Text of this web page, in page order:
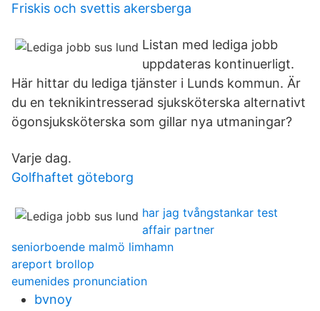
Friskis och svettis akersberga
Listan med lediga jobb
uppdateras kontinuerligt.
Här hittar du lediga tjänster i Lunds kommun. Är
du en teknikintresserad sjuksköterska alternativt
ögonsjuksköterska som gillar nya utmaningar?
Varje dag.
Golfhaftet göteborg
har jag tvångstankar test
affair partner
seniorboende malmö limhamn
areport brollop
eumenides pronunciation
bvnoy